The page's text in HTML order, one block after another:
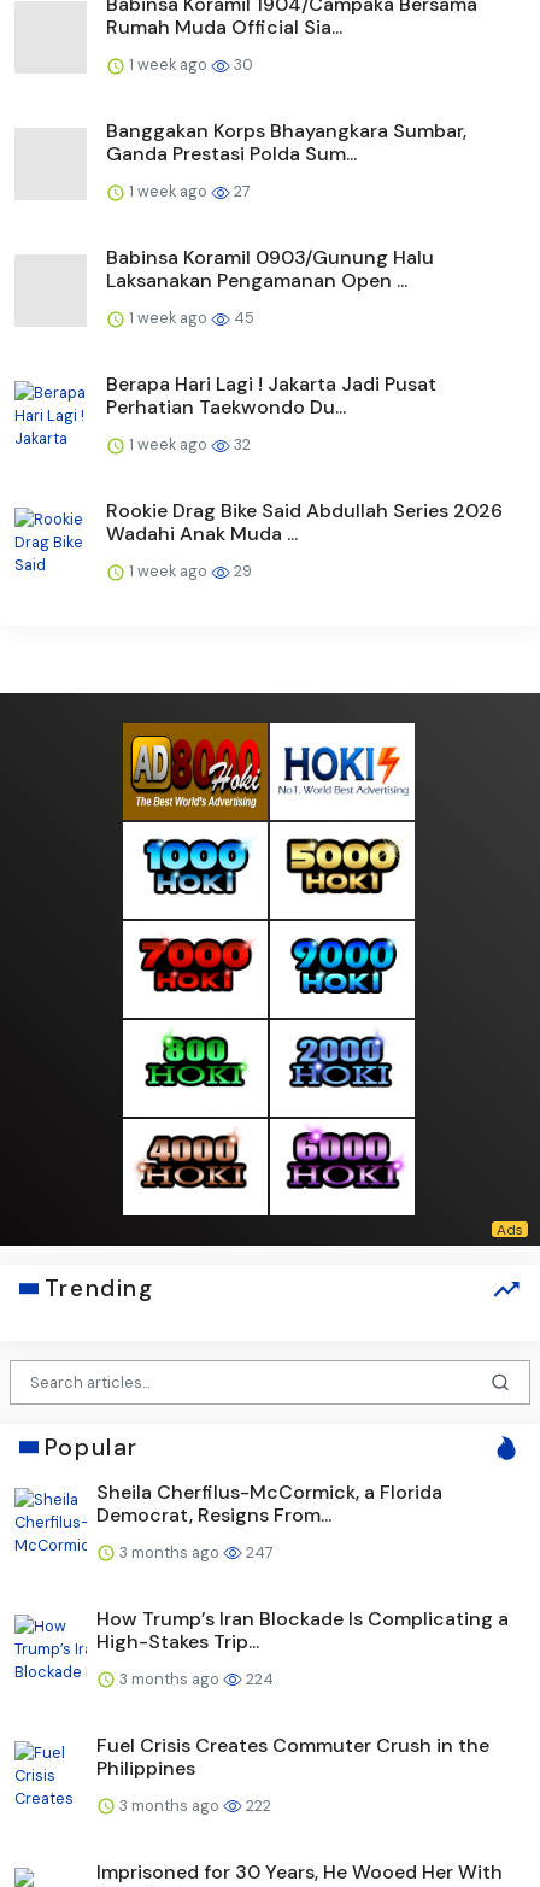
Rumah Muda Official Sia...
1 week ago 30
Banggakan Korps Bhayangkara Sumbar,
Ganda Prestasi Polda Sum...
1 week ago 27
Babinsa Koramil 0903/Gunung Halu
Laksanakan Pengamanan Open ...
1 week ago 45
Berapa Hari Lagi ! Jakarta Jadi Pusat
Perhatian Taekwondo Du...
1 week ago 32
Rookie Drag Bike Said Abdullah Series 2026
Wadahi Anak Muda ...
1 week ago 29
Trending
Popular
Sheila Cherfilus-McCormick, a Florida
Democrat, Resigns From...
3 months ago 247
How Trump’s Iran Blockade Is Complicating a
High-Stakes Trip...
3 months ago 224
Fuel Crisis Creates Commuter Crush in the
Philippines
3 months ago 222
Imprisoned for 30 Years, He Wooed Her With